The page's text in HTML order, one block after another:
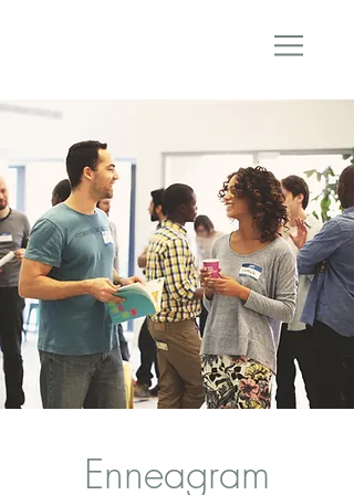
Enneagram